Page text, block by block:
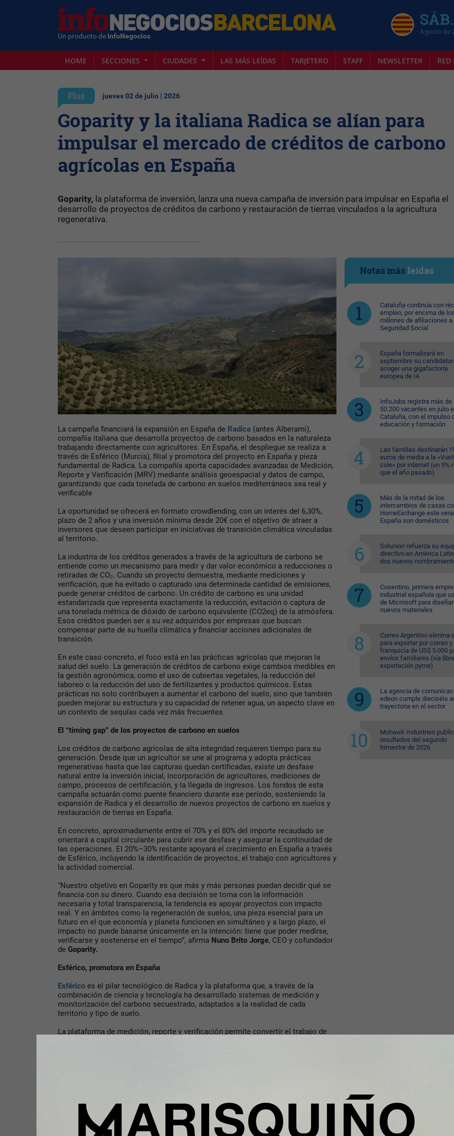
Un producto de InfoNegocios Agosto de
HOME SECCIONES CIUDADES LAS MÁS LEÍDAS TARJETERO STAFF NEWSLETTER RED
Plus jueves 02 de julio | 2026
Goparity y la italiana Radica se alían para
impulsar el mercado de créditos de carbono
agrícolas en España
Goparity, la plataforma de inversión, lanza una nueva campaña de inversión para impulsar en España el
desarrollo de proyectos de créditos de carbono y restauración de tierras vinculados a la agricultura
regenerativa.
La campaña financiará la expansión en España de Radica (antes Alberami),
compañía italiana que desarrolla proyectos de carbono basados en la naturaleza
trabajando directamente con agricultores. En España, el despliegue se realiza a
través de Esférico (Murcia), filial y promotora del proyecto en España y pieza
fundamental de Radica. La compañía aporta capacidades avanzadas de Medición,
Reporte y Verificación (MRV) mediante análisis geoespacial y datos de campo,
garantizando que cada tonelada de carbono en suelos mediterráneos sea real y
verificable
La oportunidad se ofrecerá en formato crowdlending, con un interés del 6,30%,
plazo de 2 años y una inversión mínima desde 20€ con el objetivo de atraer a
inversores que deseen participar en iniciativas de transición climática vinculadas
al territorio.
La industria de los créditos generados a través de la agricultura de carbono se
entiende como un mecanismo para medir y dar valor económico a reducciones o
retiradas de CO₂. Cuando un proyecto demuestra, mediante mediciones y
verificación, que ha evitado o capturado una determinada cantidad de emisiones,
puede generar créditos de carbono. Un crédito de carbono es una unidad
estandarizada que representa exactamente la reducción, evitación o captura de
una tonelada métrica de dióxido de carbono equivalente (CO2eq) de la atmósfera.
Esos créditos pueden ser a su vez adquiridos por empresas que buscan
compensar parte de su huella climática y financiar acciones adicionales de
transición.
En este caso concreto, el foco está en las prácticas agrícolas que mejoran la
salud del suelo. La generación de créditos de carbono exige cambios medibles en
la gestión agronómica, como el uso de cubiertas vegetales, la reducción del
laboreo o la reducción del uso de fertilizantes y productos químicos. Estas
prácticas no solo contribuyen a aumentar el carbono del suelo, sino que también
pueden mejorar su estructura y su capacidad de retener agua, un aspecto clave en
un contexto de sequías cada vez más frecuentes.
El “timing gap” de los proyectos de carbono en suelos
Los créditos de carbono agrícolas de alta integridad requieren tiempo para su
generación. Desde que un agricultor se une al programa y adopta prácticas
regenerativas hasta que las capturas quedan certificadas, existe un desfase
natural entre la inversión inicial, incorporación de agricultores, mediciones de
campo, procesos de certificación, y la llegada de ingresos. Los fondos de esta
campaña actuarán como puente financiero durante ese período, sosteniendo la
expansión de Radica y el desarrollo de nuevos proyectos de carbono en suelos y
restauración de tierras en España.
En concreto, aproximadamente entre el 70% y el 80% del importe recaudado se
orientará a capital circulante para cubrir ese desfase y asegurar la continuidad de
las operaciones. El 20%–30% restante apoyará el crecimiento en España a través
de Esférico, incluyendo la identificación de proyectos, el trabajo con agricultores y
la actividad comercial.
“Nuestro objetivo en Goparity es que más y más personas puedan decidir qué se
financia con su dinero. Cuando esa decisión se toma con la información
necesaria y total transparencia, la tendencia es apoyar proyectos con impacto
real. Y en ámbitos como la regeneración de suelos, una pieza esencial para un
futuro en el que economía y planeta funcionen en simultáneo y a largo plazo, el
impacto no puede basarse únicamente en la intención: tiene que poder medirse,
verificarse y sostenerse en el tiempo”, afirma Nuno Brito Jorge, CEO y cofundador
de Goparity.
Esférico, promotora en España
Esférico es el pilar tecnológico de Radica y la plataforma que, a través de la
combinación de ciencia y tecnología ha desarrollado sistemas de medición y
monitorización del carbono secuestrado, adaptados a la realidad de cada
territorio y tipo de suelo.
La plataforma de medición, reporte y verificación permite convertir el trabajo de
carbono y facilitar procesos de documentación y certificación que los estándares
Compartir con tus amigos de
Notas másleídas
Cataluña continúa con
empleo, por encima de
millones de afiliaciones a
Seguridad Social
España formalizará en
septiembre su
acoger una gigafactoría
europea de IA
InfoJobs registra más de
50.200 vacantes en julio
Cataluña, con el impulso
educación y formación
Las familias destinarán
euros de media a la
cole» por internet (un 9%
que el año pasado)
Más de la mitad de los
intercambios de casas
HomeExchange este
España son domésticos
Solunion refuerza su
directivo en América
dos nuevos
Cosentino, primera
industrial española que
de Microsoft para diseñar
nuevos materiales
Correo Argentino elimina
para exportar por correo y
franquicia de US$ 5.000
envíos familiares (vía
exportación pyme)
La agencia de
edeon cumple dieciséis
trayectoria en el sector
Mohawk Industries
resultados del segundo
trimestre de 2026